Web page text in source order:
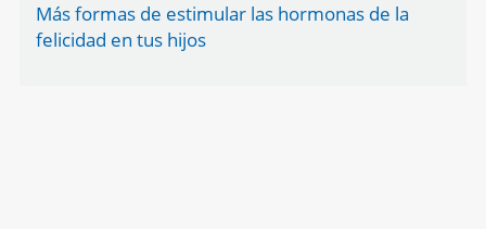
Más formas de estimular las hormonas de la
felicidad en tus hijos